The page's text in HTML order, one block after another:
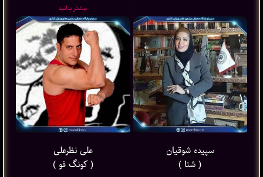
بیشتر بدانید
سپیده شوقیان
( شنا )
علی نظرعلی
( کونگ فو )